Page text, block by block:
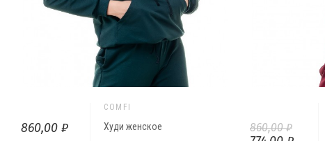
COMFI
Худи женское
860,00 ₽ 860,00 ₽